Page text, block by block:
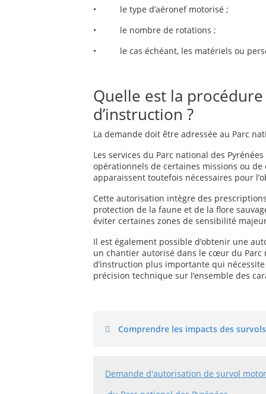
• le type d’aéronef motorisé ;
• le nombre de rotations ;
• le cas échéant, les matériels ou
Quelle est la
d’instruction ?
La demande doit être adressée au Parc
Les services du Parc national des
opérationnels de certaines missions ou
apparaissent toutefois nécessaires pour
Cette autorisation intègre des
protection de la faune et de la flore
éviter certaines zones de sensibilité
Il est également possible d’obtenir une
un chantier autorisé dans le cœur du Parc
d’instruction plus importante qui
précision technique sur l’ensemble des
Comprendre les impacts des
Demande d'autorisation de survol